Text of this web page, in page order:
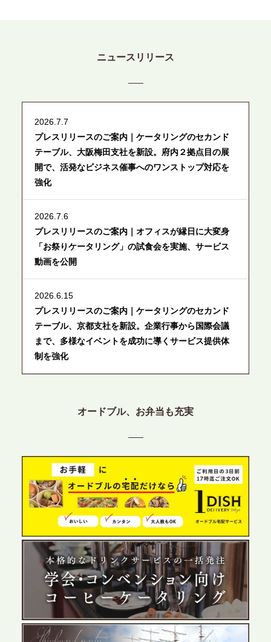
ニュースリリース
2026.7.7
プレスリリースのご案内｜ケータリングのセカンド
テーブル、大阪梅田支社を新設。府内２拠点目の展
開で、活発なビジネス催事へのワンストップ対応を
強化
2026.7.6
プレスリリースのご案内｜オフィスが縁日に大変身
「お祭りケータリング」の試食会を実施、サービス
動画を公開
2026.6.15
プレスリリースのご案内｜ケータリングのセカンド
テーブル、京都支社を新設。企業行事から国際会議
まで、多様なイベントを成功に導くサービス提供体
制を強化
プレスリリースのご案内｜ケータリングのセカンド
テーブル、東京都中央区に支社を新設。都内３拠点
目の展開で、拡大する出張パーティー・ケータリン
2026.6.4
プレスリリースのご案内｜夏の社内親睦が、配属後
の離職防止に。オフィスや会議室で縁日気分を味わ
う「お祭りケータリング」の提供を開始
2026.5.29
プレスリリースのご案内｜ケータリングのセカンド
テーブル、群馬前橋支社を設立。再開発やオフィス
展開が進む前橋エリアの企業ニーズに応え、高品質
なサービスで各種イベント・懇親会をサポート
オードブル、お弁当も充実